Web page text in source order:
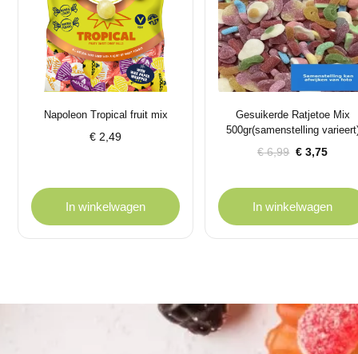
Napoleon Tropical fruit mix
€ 2,49
In winkelwagen
Gesuikerde Ratjetoe Mix
500gr(samenstelling
€6,99
Oorspronkelijke
€ 6,99.
€ 3,75
Huidige
€ 3,75.
In winkelwagen